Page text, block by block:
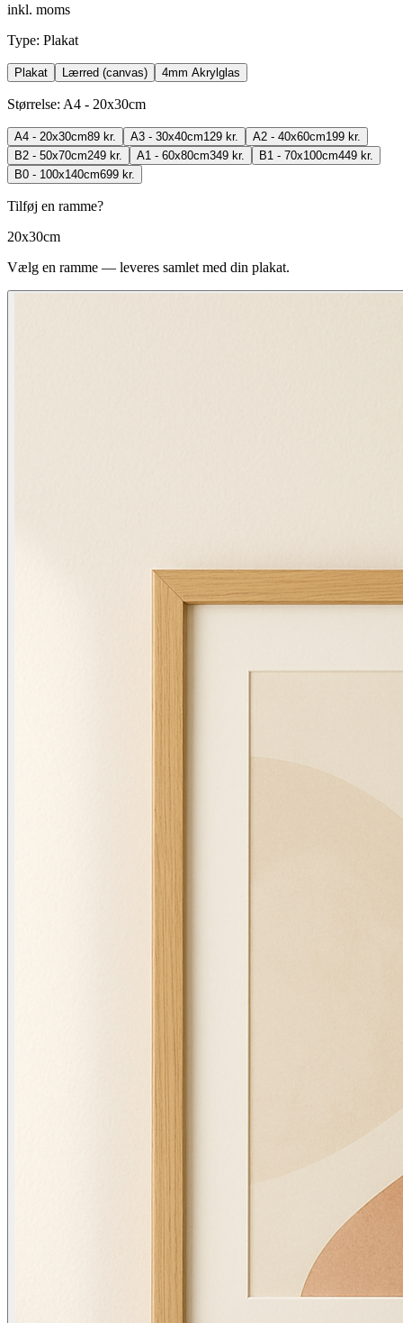
inkl. moms
Type: Plakat
Plakat Lærred (canvas) 4mm Akrylglas
Størrelse: A4 - 20x30cm
A4 - 20x30cm89 kr. A3 - 30x40cm129 kr. A2 - 40x60cm199 kr.
B2 - 50x70cm249 kr. A1 - 60x80cm349 kr. B1 - 70x100cm449 kr.
B0 - 100x140cm699 kr.
Tilføj en ramme?
20x30cm
Vælg en ramme — leveres samlet med din plakat.